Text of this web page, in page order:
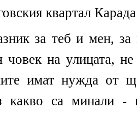
квартал
за теб и мен,
човек на улицата,
имат нужда от
какво са минали -